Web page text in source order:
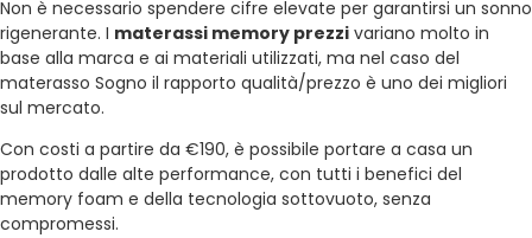
Non è necessario spendere cifre elevate per garantirsi un sonno
rigenerante. I materassi memory prezzi variano molto in
base alla marca e ai materiali utilizzati, ma nel caso del
materasso Sogno il rapporto qualità/prezzo è uno dei migliori
sul mercato.
Con costi a partire da €190, è possibile portare a casa un
prodotto dalle alte performance, con tutti i benefici del
memory foam e della tecnologia sottovuoto, senza
compromessi.